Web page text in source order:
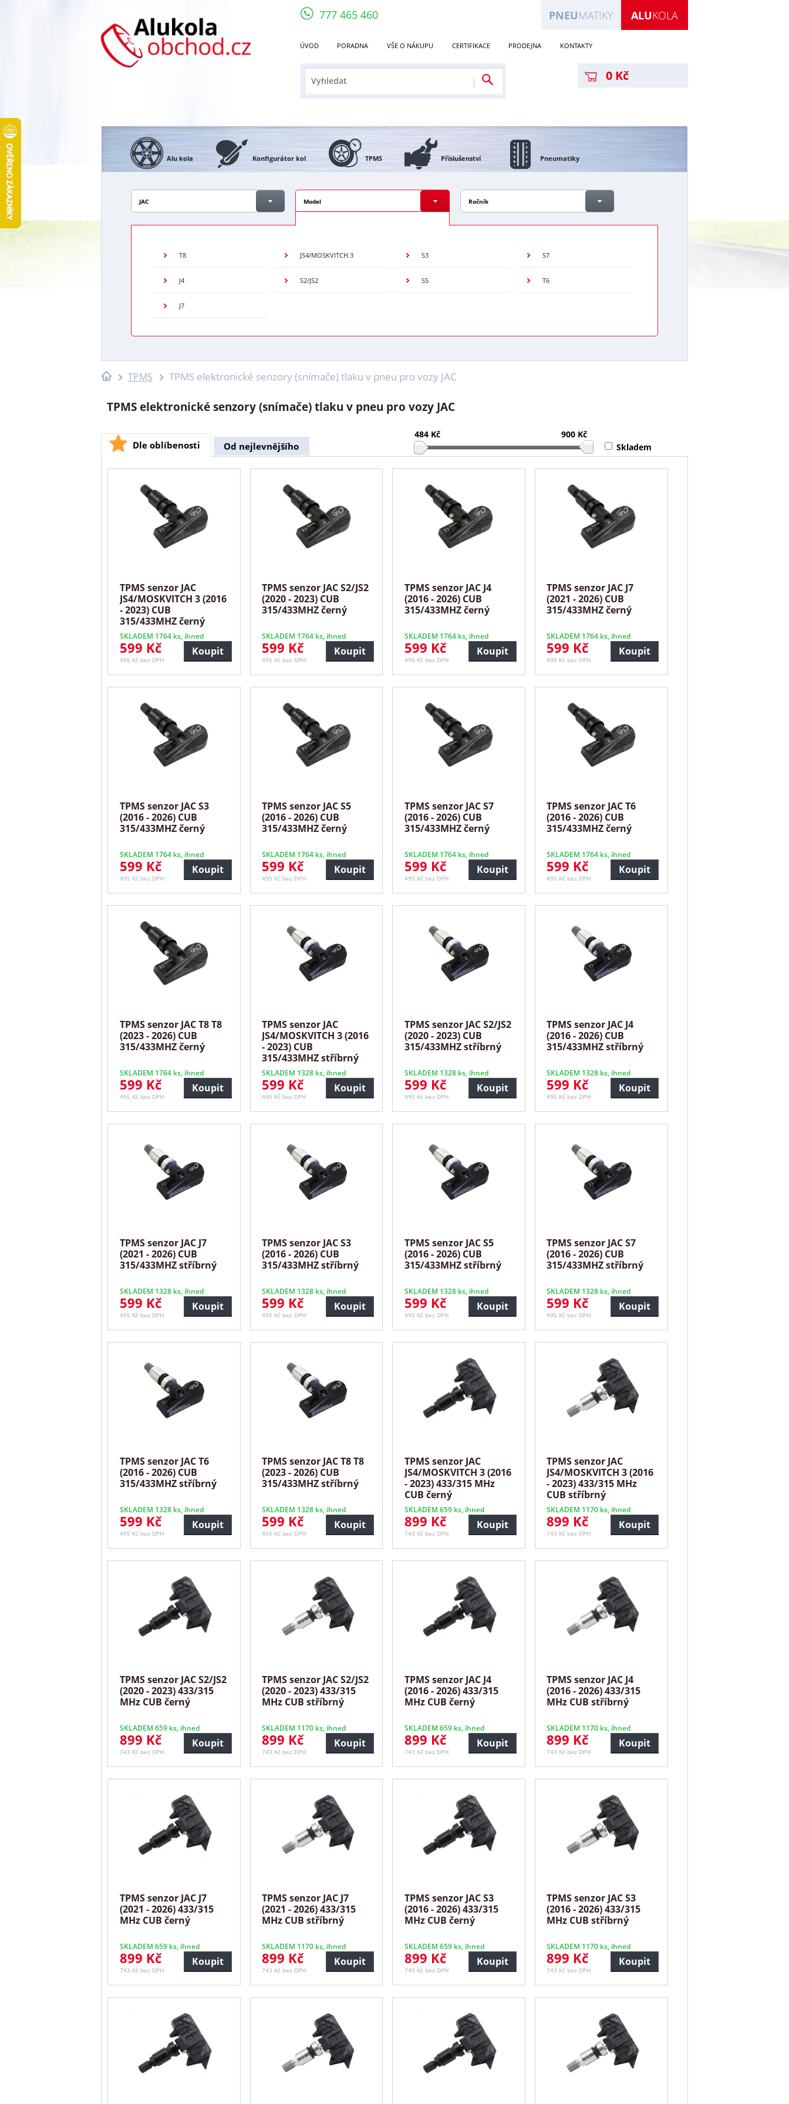
777 465 460 ALUKOLA
PNEUMATIKY
ÚVOD PORADNA VŠE O NÁKUPU CERTIFIKACE PRODEJNA KONTAKTY
0 Kč
Alu kola Konfigurátor kol TPMS Příslušenství Pneumatiky
JAC Model Ročník
T8
J4
J7
JS4/MOSKVITCH 3
S2/JS2
S3
S5
S7
T6
TPMS TPMS elektronické senzory (snímače) tlaku v pneu pro vozy JAC
TPMS elektronické senzory (snímače) tlaku v pneu pro vozy JAC
Dle oblíbenosti Od nejlevnějšího
484 Kč
900 Kč
Skladem
TPMS senzor JAC
JS4/MOSKVITCH 3 (2016
- 2023) CUB
315/433MHZ černý
SKLADEM 1764 ks, ihned
599 Kč
495 Kč bez DPH
Koupit
TPMS senzor JAC S2/JS2
(2020 - 2023) CUB
315/433MHZ černý
SKLADEM 1764 ks, ihned
599 Kč
495 Kč bez DPH
Koupit
TPMS senzor JAC J4
(2016 - 2026) CUB
315/433MHZ černý
SKLADEM 1764 ks, ihned
599 Kč
495 Kč bez DPH
Koupit
TPMS senzor JAC J7
(2021 - 2026) CUB
315/433MHZ černý
SKLADEM 1764 ks, ihned
599 Kč
495 Kč bez DPH
Koupit
TPMS senzor JAC S3
(2016 - 2026) CUB
315/433MHZ černý
SKLADEM 1764 ks, ihned
599 Kč
495 Kč bez DPH
Koupit
TPMS senzor JAC S5
(2016 - 2026) CUB
315/433MHZ černý
SKLADEM 1764 ks, ihned
599 Kč
495 Kč bez DPH
Koupit
TPMS senzor JAC S7
(2016 - 2026) CUB
315/433MHZ černý
SKLADEM 1764 ks, ihned
599 Kč
495 Kč bez DPH
Koupit
TPMS senzor JAC T6
(2016 - 2026) CUB
315/433MHZ černý
SKLADEM 1764 ks, ihned
599 Kč
495 Kč bez DPH
Koupit
TPMS senzor JAC T8 T8
(2023 - 2026) CUB
315/433MHZ černý
SKLADEM 1764 ks, ihned
599 Kč
495 Kč bez DPH
Koupit
TPMS senzor JAC
JS4/MOSKVITCH 3 (2016
- 2023) CUB
315/433MHZ stříbrný
SKLADEM 1328 ks, ihned
599 Kč
495 Kč bez DPH
Koupit
TPMS senzor JAC S2/JS2
(2020 - 2023) CUB
315/433MHZ stříbrný
SKLADEM 1328 ks, ihned
599 Kč
495 Kč bez DPH
Koupit
TPMS senzor JAC J4
(2016 - 2026) CUB
315/433MHZ stříbrný
SKLADEM 1328 ks, ihned
599 Kč
495 Kč bez DPH
Koupit
TPMS senzor JAC J7
(2021 - 2026) CUB
315/433MHZ stříbrný
SKLADEM 1328 ks, ihned
599 Kč
495 Kč bez DPH
Koupit
TPMS senzor JAC S3
(2016 - 2026) CUB
315/433MHZ stříbrný
SKLADEM 1328 ks, ihned
599 Kč
495 Kč bez DPH
Koupit
TPMS senzor JAC S5
(2016 - 2026) CUB
315/433MHZ stříbrný
SKLADEM 1328 ks, ihned
599 Kč
495 Kč bez DPH
Koupit
TPMS senzor JAC S7
(2016 - 2026) CUB
315/433MHZ stříbrný
SKLADEM 1328 ks, ihned
599 Kč
495 Kč bez DPH
Koupit
TPMS senzor JAC T6
(2016 - 2026) CUB
315/433MHZ stříbrný
SKLADEM 1328 ks, ihned
599 Kč
495 Kč bez DPH
Koupit
TPMS senzor JAC T8 T8
(2023 - 2026) CUB
315/433MHZ stříbrný
SKLADEM 1328 ks, ihned
599 Kč
495 Kč bez DPH
Koupit
TPMS senzor JAC
JS4/MOSKVITCH 3 (2016
- 2023) 433/315 MHz
CUB černý
SKLADEM 659 ks, ihned
899 Kč
743 Kč bez DPH
Koupit
TPMS senzor JAC
JS4/MOSKVITCH 3 (2016
- 2023) 433/315 MHz
CUB stříbrný
SKLADEM 1170 ks, ihned
899 Kč
743 Kč bez DPH
Koupit
TPMS senzor JAC S2/JS2
(2020 - 2023) 433/315
MHz CUB černý
SKLADEM 659 ks, ihned
899 Kč
743 Kč bez DPH
Koupit
TPMS senzor JAC S2/JS2
(2020 - 2023) 433/315
MHz CUB stříbrný
SKLADEM 1170 ks, ihned
899 Kč
743 Kč bez DPH
Koupit
TPMS senzor JAC J4
(2016 - 2026) 433/315
MHz CUB černý
SKLADEM 659 ks, ihned
899 Kč
743 Kč bez DPH
Koupit
TPMS senzor JAC J4
(2016 - 2026) 433/315
MHz CUB stříbrný
SKLADEM 1170 ks, ihned
899 Kč
743 Kč bez DPH
Koupit
TPMS senzor JAC J7
(2021 - 2026) 433/315
MHz CUB černý
SKLADEM 659 ks, ihned
899 Kč
743 Kč bez DPH
Koupit
TPMS senzor JAC J7
(2021 - 2026) 433/315
MHz CUB stříbrný
SKLADEM 1170 ks, ihned
899 Kč
743 Kč bez DPH
Koupit
TPMS senzor JAC S3
(2016 - 2026) 433/315
MHz CUB černý
SKLADEM 659 ks, ihned
899 Kč
743 Kč bez DPH
Koupit
TPMS senzor JAC S3
(2016 - 2026) 433/315
MHz CUB stříbrný
SKLADEM 1170 ks, ihned
899 Kč
743 Kč bez DPH
Koupit